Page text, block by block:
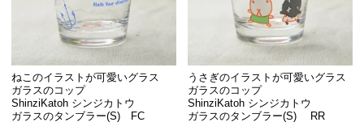
ねこのイラストが可愛いグラス
ガラスのコップ
ShinziKatoh シンジカトウ
ガラスのタンブラー(S) FC
うさぎのイラストが可愛いグラス
ガラスのコップ
ShinziKatoh シンジカトウ
ガラスのタンブラー(S) RR